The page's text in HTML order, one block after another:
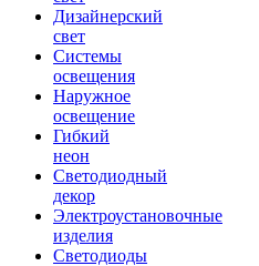
Дизайнерский
свет
Системы
освещения
Наружное
освещение
Гибкий
неон
Светодиодный
декор
Электроустановочные
изделия
Светодиоды